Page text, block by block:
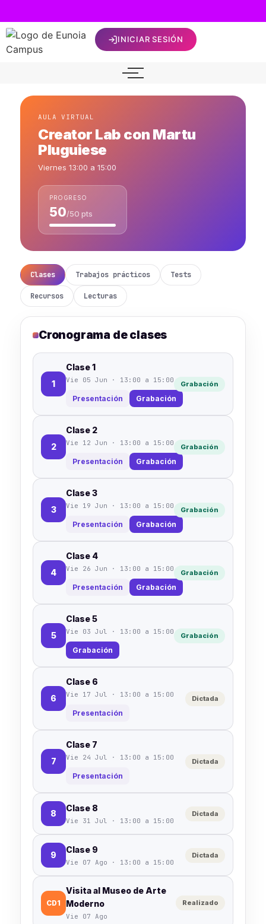
INICIAR SESIÓN
AULA VIRTUAL
Creator Lab con Martu
Pluguiese
Viernes 13:00 a 15:00
PROGRESO
50/50 pts
Clases Trabajos prácticos Tests
Recursos Lecturas
Cronograma de clases
1
Clase 1
Vie 05 Jun · 13:00 a 15:00
Presentación Grabación
Grabación
2
Clase 2
Vie 12 Jun · 13:00 a 15:00
Presentación Grabación
Grabación
3
Clase 3
Vie 19 Jun · 13:00 a 15:00
Presentación Grabación
Grabación
4
Clase 4
Vie 26 Jun · 13:00 a 15:00
Presentación Grabación
Grabación
5
Clase 5
Vie 03 Jul · 13:00 a 15:00
Grabación
Grabación
6
Clase 6
Vie 17 Jul · 13:00 a 15:00
Presentación
Dictada
7
Clase 7
Vie 24 Jul · 13:00 a 15:00
Presentación
Dictada
8
Clase 8
Vie 31 Jul · 13:00 a 15:00
Dictada
9
Clase 9
Vie 07 Ago · 13:00 a 15:00
Dictada
CD1
Visita al Museo de Arte
Moderno
Vie 07 Ago
Realizado